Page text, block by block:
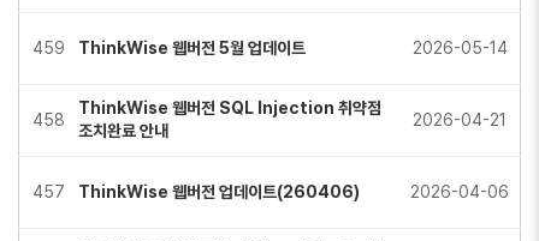
459 ThinkWise 웹버전 5월 업데이트 2026-05-14
458
ThinkWise 웹버전 SQL Injection 취약점
조치완료 안내
2026-04-21
457 ThinkWise 웹버전 업데이트(260406) 2026-04-06